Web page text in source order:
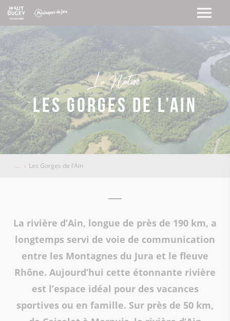
La Nature
Les Gorges de l’Ain
Les Gorges de l’Ain
La rivière d’Ain, longue de près de 190 km, a
longtemps servi de voie de communication
entre les Montagnes du Jura et le fleuve
Rhône. Aujourd’hui cette étonnante rivière
est l’espace idéal pour des vacances
sportives ou en famille. Sur près de 50 km,